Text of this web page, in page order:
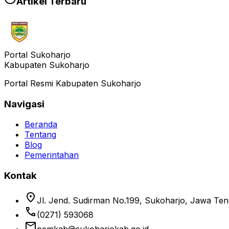
Portal Sukoharjo
Kabupaten Sukoharjo
Portal Resmi Kabupaten Sukoharjo
Navigasi
Beranda
Tentang
Blog
Pemerintahan
Kontak
location_on Jl. Jend. Sudirman No.199, Sukoharjo, Jawa
phone (0271) 593068
email